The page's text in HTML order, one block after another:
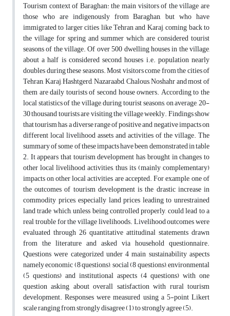
Tourism context of Baraghan: the main visitors of the village are
those who are indigenously from Baraghan, but who have
immigrated to larger cities like Tehran and Karaj, coming back to
the village for spring and summer which are considered tourist
seasons of the village. Of over 500 dwelling houses in the village,
about a half is considered second houses i.e. population nearly
doubles during these seasons. Most visitors come from the cities of
Tehran, Karaj, Hashtgerd, Nazaraabd, Chalous, Noshahr and most of
them are daily tourists of second house owners. According to the
local statistics of the village, during tourist seasons, on average, 20-
30 thousand tourists are visiting the village weekly. Findings show
that tourism has a diverse range of positive and negative impacts on
different local livelihood assets and activities of the village. The
summary of some of these impacts have been demonstrated in table
2. It appears that tourism development has brought in changes to
other local livelihood activities, thus its (mainly complementary)
impacts on other local activities are accepted. For example, one of
the outcomes of tourism development is the drastic increase in
commodity prices, especially land prices leading to unrestrained
land trade which, unless being controlled properly, could lead to a
real trouble for the village livelihoods. Livelihood outcomes were
evaluated through 26 quantitative attitudinal statements drawn
from the literature and asked via household questionnaire.
Questions were categorized under 4 main sustainability aspects
namely economic (8 questions), social (8 questions), environmental
(5 questions) and institutional aspects (4 questions) with one
question asking about overall satisfaction with rural tourism
development. Responses were measured using a 5-point Likert
scale ranging from strongly disagree (1) to strongly agree (5).